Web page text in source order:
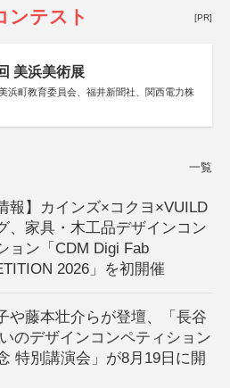
ンテスト [PR]
美浜美術展
浜町教育委員会、福井新聞社、関西電力株
一覧
報】カインズ×コクヨ×VUILD
、家具・木工品デザインコン
ョン「CDM Digi Fab
2026」を初開催
や藤本壮介らが登壇、「長谷
のデザインコンペティション
特別講演会」が8月19日に開